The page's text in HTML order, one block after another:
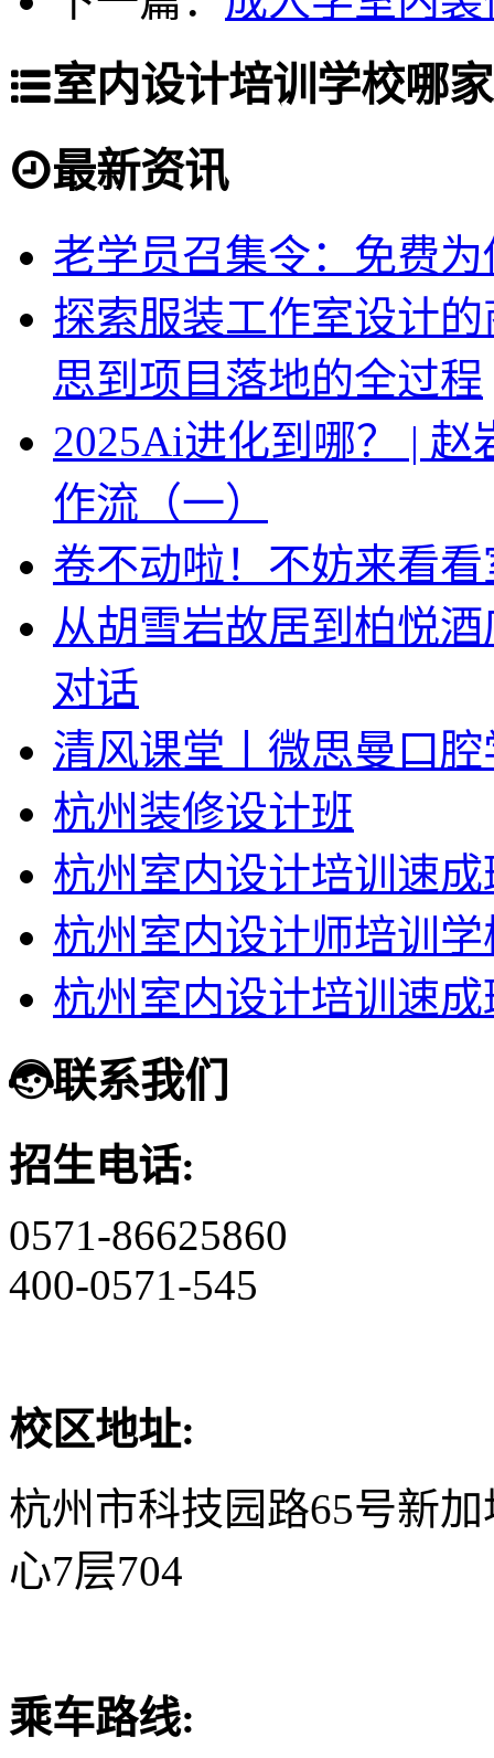
室内设计培训学校哪
最新资讯
老学员召集令：免费
探索服装工作室设计
思到项目落地的全过程
2025Ai进化到哪？ |
作流（一）
卷不动啦！不妨来看
从胡雪岩故居到柏悦
对话
清风课堂丨微思曼口
杭州装修设计班
杭州室内设计培训速成
杭州室内设计师培训
杭州室内设计培训速成
联系我们
招生电话:
0571-86625860
400-0571-545
校区地址:
杭州市科技园路65号新
心7层704
乘车路线: